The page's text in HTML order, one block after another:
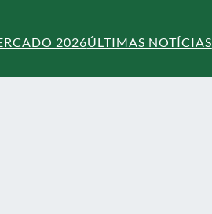
2026ÚLTIMAS NOTÍCIAS